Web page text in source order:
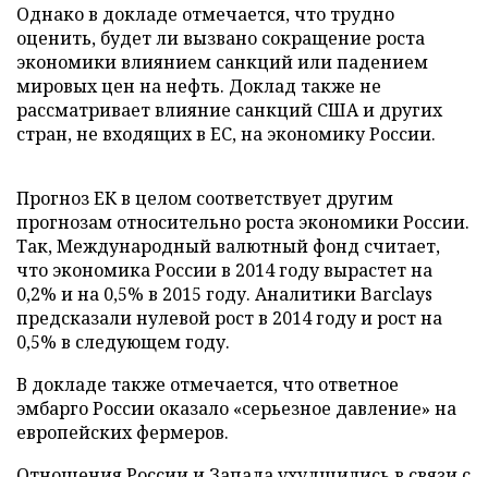
Однако в докладе отмечается, что трудно
оценить, будет ли вызвано сокращение роста
экономики влиянием санкций или падением
мировых цен на нефть. Доклад также не
рассматривает влияние санкций США и других
стран, не входящих в ЕС, на экономику России.
Прогноз ЕК в целом соответствует другим
прогнозам относительно роста экономики России.
Так, Международный валютный фонд считает,
что экономика России в 2014 году вырастет на
0,2% и на 0,5% в 2015 году. Аналитики Barclays
предсказали нулевой рост в 2014 году и рост на
0,5% в следующем году.
В докладе также отмечается, что ответное
эмбарго России оказало «серьезное давление» на
европейских фермеров.